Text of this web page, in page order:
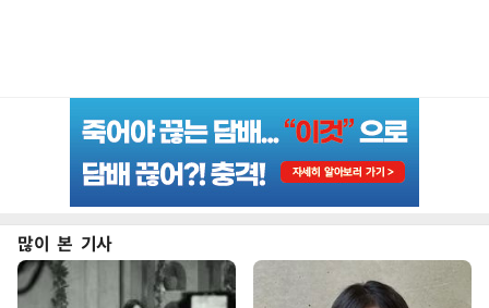
많이 본 기사